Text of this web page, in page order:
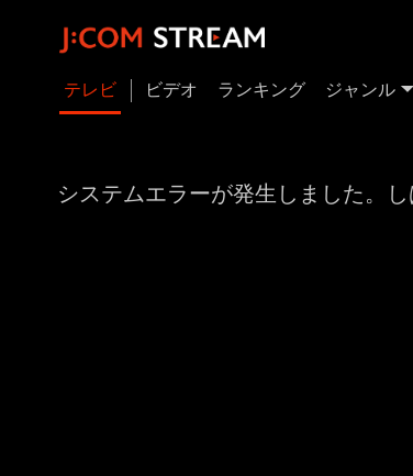
テレビ ビデオ ランキング ジャンル
システムエラーが発生しました。